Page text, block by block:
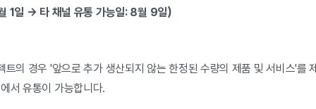
1일 → 타 채널 유통 가능일: 8월 9일)
의 경우 '앞으로 추가 생산되지 않는 한정된 수량의 제품 및 서비스'를
서 유통이 가능합니다.